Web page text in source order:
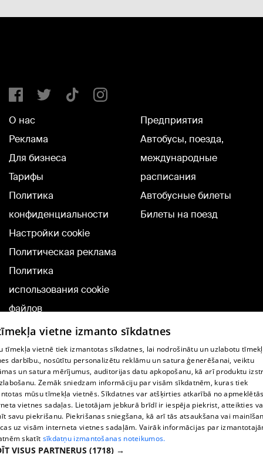
О нас
Реклама
Для бизнеса
Тарифы
Политика
конфиденциальности
Настройки cookie
Политическая реклама
Политика
использования cookie
файлов
Добавление
комментариев
Предприятия
Автобусы, поезда,
международные
расписания
Автобусные билеты
Билеты на поезд
TВ-программа
Условия договора
360 Ziņu kontakti
Helio Media
vietne izmanto sīkdatnes
tīmekļa vietnē tiek izmantotas sīkdatnes, lai nodrošinātu un uzlabotu
darbību., nosūtītu personalizētu reklāmu un satura ģenerēšanai, veiktu
un satura mērījumus, auditorijas datu apkopošanu, kā arī produktu
Zemāk sniedzam informāciju par visām sīkdatnēm, kuras tiek
mūsu tīmekļa vietnēs. Sīkdatnes var atšķirties atkarībā no
vietnes sadaļas. Lietotājam jebkurā brīdī ir iespēja piekrist, atteikties
savu piekrišanu. Piekrišanas sniegšana, kā arī tās atsaukšana vai
uz visām interneta vietnes sadaļām. Vairāk informācijas par
skatīt sīkdatņu izmantošanas noteikumos.
VISUS PARTNERUS (1718) →